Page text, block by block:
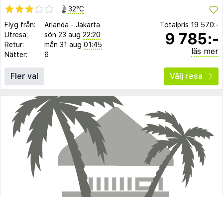
32°C
Flyg från:
Arlanda - Jakarta
Utresa:
sön 23 aug 22:20
Retur:
mån 31 aug 01:45
Nätter:
6
Totalpris 19 570:-
9 785:-
läs mer
Fler val Välj resa